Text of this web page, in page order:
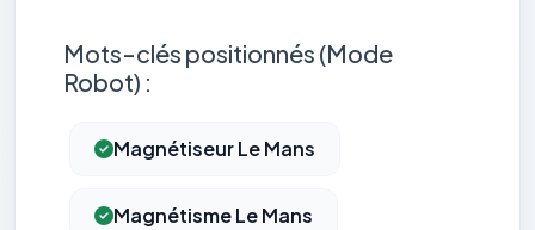
Mots-clés positionnés (Mode
Robot) :
Magnétiseur Le Mans
Magnétisme Le Mans